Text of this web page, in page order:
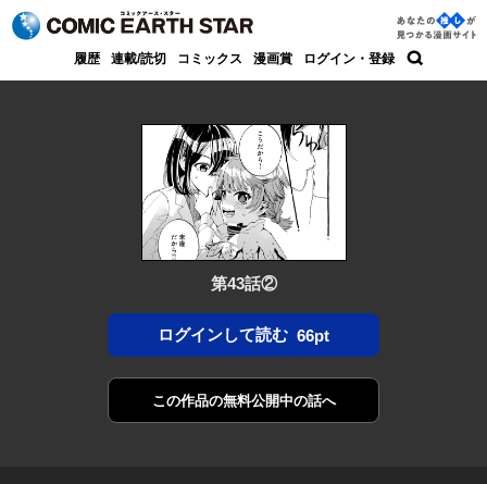
コミック アース・スター
あなた
の推し
履歴 連載/読切 コミックス 漫画賞 ログイン・登録
第43話②
ログインして読む 66pt
この作品の無料公開中の話へ